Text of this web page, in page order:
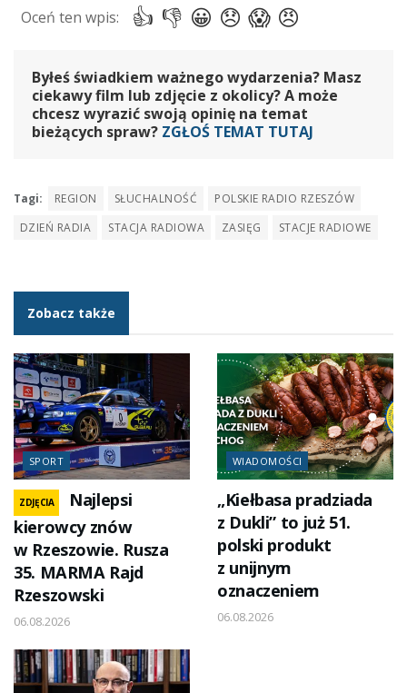
Byłeś świadkiem ważnego wydarzenia? Masz
ciekawy film lub zdjęcie z okolicy? A może
chcesz wyrazić swoją opinię na temat
bieżących spraw? ZGŁOŚ TEMAT TUTAJ
Tagi: REGION SŁUCHALNOŚĆ
POLSKIE RADIO RZESZÓW
DZIEŃ RADIA
STACJA RADIOWA ZASIĘG STACJE RADIOWE
Zobacz także
SPORT
ZDJĘCIA
Najlepsi
kierowcy znów
w Rzeszowie. Rusza
35. MARMA Rajd
Rzeszowski
06.08.2026
WIADOMOŚCI
„Kiełbasa pradziada
z Dukli” to już 51.
polski produkt
z unijnym
oznaczeniem
06.08.2026